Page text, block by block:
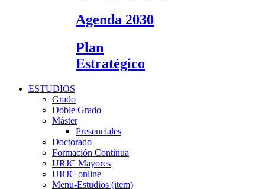
Agenda 2030
Plan
Estratégico
ESTUDIOS
Grado
Doble Grado
Máster
Presenciales
Doctorado
Formación Continua
URJC Mayores
URJC online
Menu-Estudios (item)